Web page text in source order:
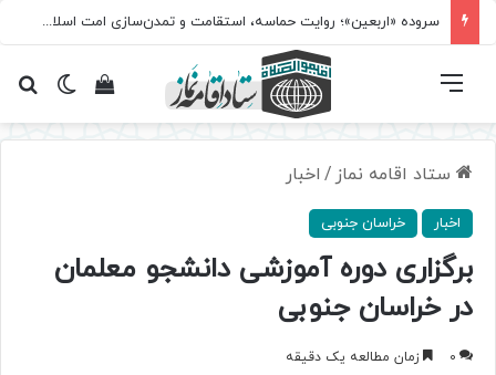
سروده‌ «اربعین»؛ روایت حماسه، استقامت و تمدن‌سازی امت اسلامی
تغییرمشاهده فهرست
ستاد اقامه نماز / اخبار
اخبار خراسان جنوبی
برگزاری دوره آموزشی دانشجو معلمان
در خراسان جنوبی
0 زمان مطالعه یک دقیقه